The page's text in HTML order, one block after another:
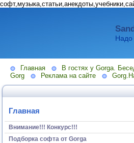
Надо
Главная
В гостях у Gorga.
Gorg
Реклама на сайте
Главная
Внимание!!! Конкурс!!!
Подборка софта от Gorga